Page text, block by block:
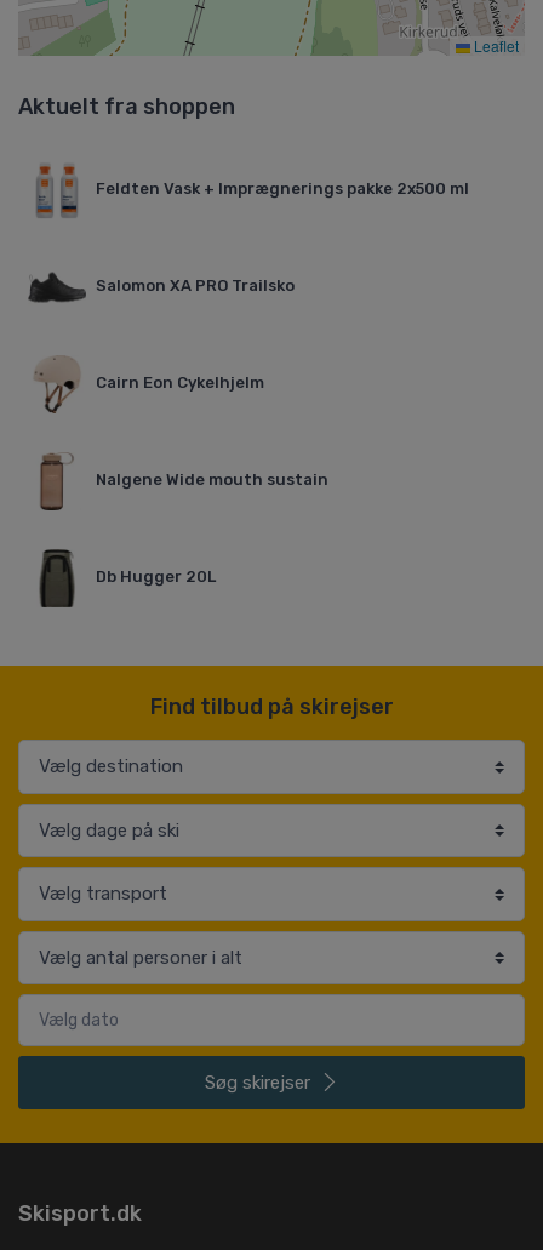
Leaflet
Aktuelt fra shoppen
Feldten Vask + Imprægnerings pakke 2x500 ml
Salomon XA PRO Trailsko
Cairn Eon Cykelhjelm
Nalgene Wide mouth sustain
Db Hugger 20L
Find tilbud på skirejser
Søg skirejser
Skisport.dk